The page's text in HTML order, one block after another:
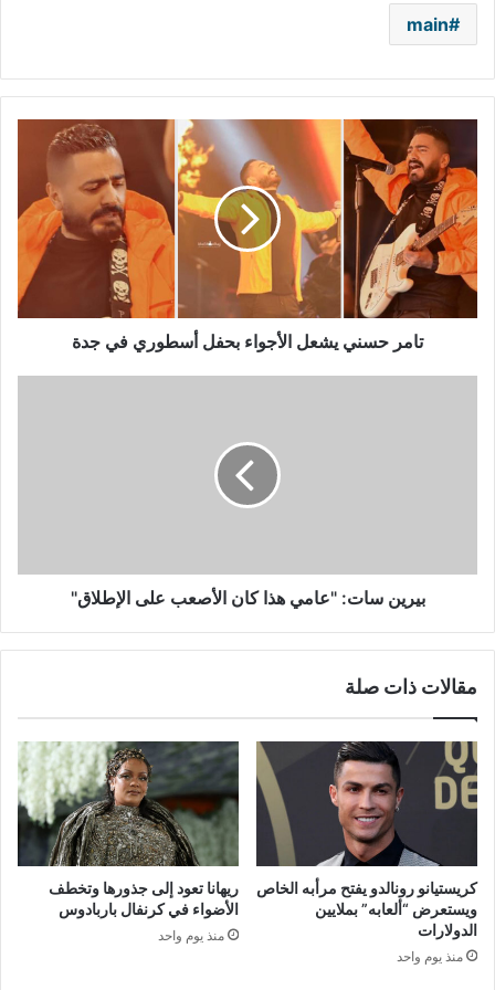
main
حسني
يشعل
الأجواء
بحفل
أسطوري
في
جدة
تامر حسني يشعل الأجواء بحفل أسطوري في جدة
بيرين سات: "عامي هذا كان الأصعب على الإطلاق"
مقالات ذات صلة
كريستيانو رونالدو يفتح مرأبه الخاص
ويستعرض “ألعابه” بملايين
الدولارات
منذ يوم واحد
ريهانا تعود إلى جذورها وتخطف
الأضواء في كرنفال باربادوس
منذ يوم واحد